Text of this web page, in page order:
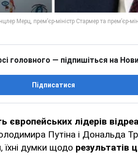
головного — підпишіться на
Підписатися
європейських лідерів
Путіна і Дональда
їхні думки щодо результатів